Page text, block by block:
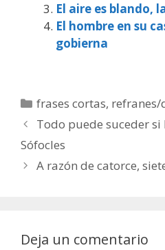
El aire es blando,
El hombre en su
gobierna
Categorías
frases cortas, refranes/
Todo puede suceder
Sófocles
A razón de catorce,
Deja un comentario